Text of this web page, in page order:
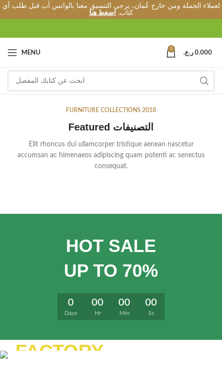
لعملاء الجملة ومن خارج عُمان، يرجى التنسيق معنا بالواتس أب قبل طلب أي
كتاب.
اضغط هنا
MENU
0
0.000 ر.ع.
FURNITURE COLLECTIONS 2018
Featured التصنيفات
Elit rhoncus dui ullamcorper tristique aenean nascetur
accumsan ac himenaeos adipiscing quam potenti ac senectus
consequat.
HOT SALE
UP TO 70%
0
Days
00
Hr
00
Min
00
Sc
FACTORY